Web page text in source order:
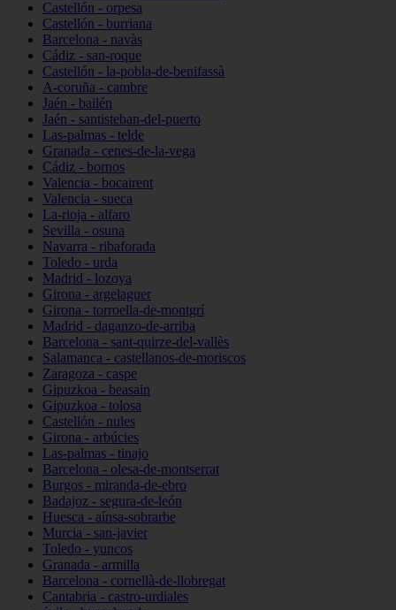
Castellón - orpesa
Castellón - burriana
Barcelona - navàs
Cádiz - san-roque
Castellón - la-pobla-de-benifassà
A-coruña - cambre
Jaén - bailén
Jaén - santisteban-del-puerto
Las-palmas - telde
Granada - cenes-de-la-vega
Cádiz - bornos
Valencia - bocairent
Valencia - sueca
La-rioja - alfaro
Sevilla - osuna
Navarra - ribaforada
Toledo - urda
Madrid - lozoya
Girona - argelaguer
Girona - torroella-de-montgrí
Madrid - daganzo-de-arriba
Barcelona - sant-quirze-del-vallès
Salamanca - castellanos-de-moriscos
Zaragoza - caspe
Gipuzkoa - beasain
Gipuzkoa - tolosa
Castellón - nules
Girona - arbúcies
Las-palmas - tinajo
Barcelona - olesa-de-montserrat
Burgos - miranda-de-ebro
Badajoz - segura-de-león
Huesca - aínsa-sobrarbe
Murcia - san-javier
Toledo - yuncos
Granada - armilla
Barcelona - cornellà-de-llobregat
Cantabria - castro-urdiales